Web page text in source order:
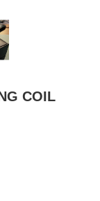
COIL